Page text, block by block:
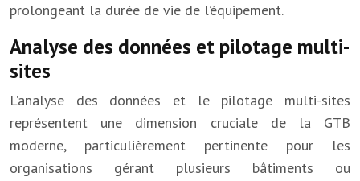
prolongeant la durée de vie de l’équipement.
Analyse des données et pilotage multi-
sites
L’analyse des données et le pilotage multi-sites
représentent une dimension cruciale de la GTB
moderne, particulièrement pertinente pour les
organisations gérant plusieurs bâtiments ou